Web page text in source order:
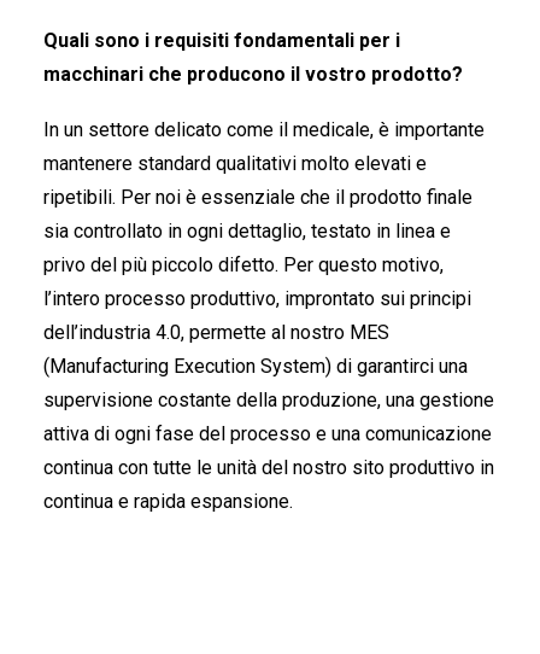
Quali sono i requisiti fondamentali per i
macchinari che producono il vostro prodotto?
In un settore delicato come il medicale, è importante
mantenere standard qualitativi molto elevati e
ripetibili. Per noi è essenziale che il prodotto finale
sia controllato in ogni dettaglio, testato in linea e
privo del più piccolo difetto. Per questo motivo,
l’intero processo produttivo, improntato sui principi
dell’industria 4.0, permette al nostro MES
(Manufacturing Execution System) di garantirci una
supervisione costante della produzione, una gestione
attiva di ogni fase del processo e una comunicazione
continua con tutte le unità del nostro sito produttivo in
continua e rapida espansione.